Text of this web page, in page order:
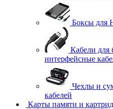
Боксы для
Кабели для
интерфейсные
Чехлы и
кабелей
Карты памяти и